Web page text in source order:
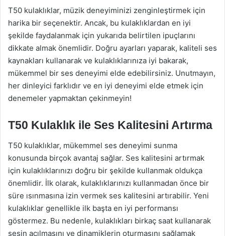
T50 kulaklıklar, müzik deneyiminizi zenginleştirmek için
harika bir seçenektir. Ancak, bu kulaklıklardan en iyi
şekilde faydalanmak için yukarıda belirtilen ipuçlarını
dikkate almak önemlidir. Doğru ayarları yaparak, kaliteli ses
kaynakları kullanarak ve kulaklıklarınıza iyi bakarak,
mükemmel bir ses deneyimi elde edebilirsiniz. Unutmayın,
her dinleyici farklıdır ve en iyi deneyimi elde etmek için
denemeler yapmaktan çekinmeyin!
T50 Kulaklık ile Ses Kalitesini Artırma
T50 kulaklıklar, mükemmel ses deneyimi sunma
konusunda birçok avantaj sağlar. Ses kalitesini artırmak
için kulaklıklarınızı doğru bir şekilde kullanmak oldukça
önemlidir. İlk olarak, kulaklıklarınızı kullanmadan önce bir
süre ısınmasına izin vermek ses kalitesini artırabilir. Yeni
kulaklıklar genellikle ilk başta en iyi performansı
göstermez. Bu nedenle, kulaklıkları birkaç saat kullanarak
sesin açılmasını ve dinamiklerin oturmasını sağlamak